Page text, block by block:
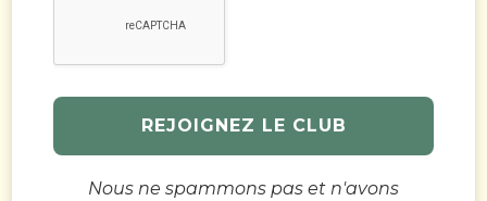
Nous ne spammons pas et n'avons